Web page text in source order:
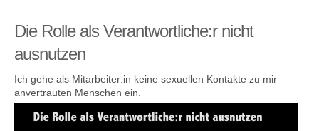
Die Rolle als Verantwortliche:r nicht
ausnutzen
Ich gehe als Mitarbeiter:in keine sexuellen Kontakte zu mir
anvertrauten Menschen ein.